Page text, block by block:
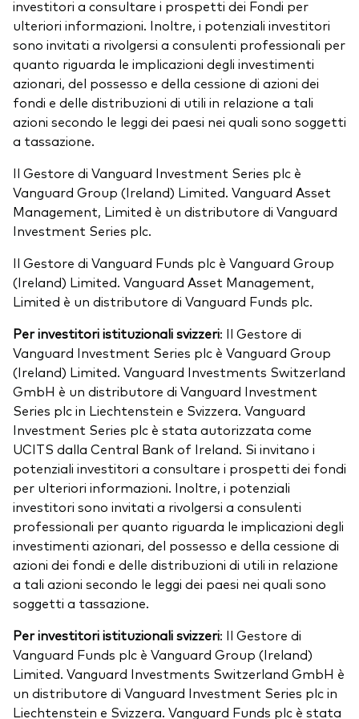
investitori a consultare i prospetti dei Fondi per
ulteriori informazioni. Inoltre, i potenziali investitori
sono invitati a rivolgersi a consulenti professionali per
quanto riguarda le implicazioni degli investimenti
azionari, del possesso e della cessione di azioni dei
fondi e delle distribuzioni di utili in relazione a tali
azioni secondo le leggi dei paesi nei quali sono soggetti
a tassazione.
Il Gestore di Vanguard Investment Series plc è
Vanguard Group (Ireland) Limited. Vanguard Asset
Management, Limited è un distributore di Vanguard
Investment Series plc.
Il Gestore di Vanguard Funds plc è Vanguard Group
(Ireland) Limited. Vanguard Asset Management,
Limited è un distributore di Vanguard Funds plc.
Per investitori istituzionali svizzeri: Il Gestore di
Vanguard Investment Series plc è Vanguard Group
(Ireland) Limited. Vanguard Investments Switzerland
GmbH è un distributore di Vanguard Investment
Series plc in Liechtenstein e Svizzera. Vanguard
Investment Series plc è stata autorizzata come
UCITS dalla Central Bank of Ireland. Si invitano i
potenziali investitori a consultare i prospetti dei fondi
per ulteriori informazioni. Inoltre, i potenziali
investitori sono invitati a rivolgersi a consulenti
professionali per quanto riguarda le implicazioni degli
investimenti azionari, del possesso e della cessione di
azioni dei fondi e delle distribuzioni di utili in relazione
a tali azioni secondo le leggi dei paesi nei quali sono
soggetti a tassazione.
Per investitori istituzionali svizzeri: Il Gestore di
Vanguard Funds plc è Vanguard Group (Ireland)
Limited. Vanguard Investments Switzerland GmbH è
un distributore di Vanguard Investment Series plc in
Liechtenstein e Svizzera. Vanguard Funds plc è stata